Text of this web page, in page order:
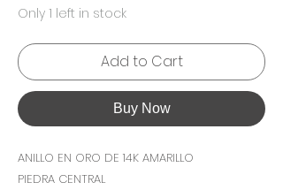
Only 1 left in stock
Add to Cart
Buy Now
ANILLO EN ORO DE 14K AMARILLO
PIEDRA CENTRAL